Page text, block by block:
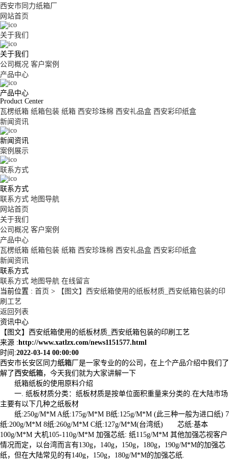
西安市同力纸箱厂
网站首页
关于我们
关于我们
公司概况 客户案例
产品中心
产品中心
Product Center
瓦楞纸箱 纸箱包装 纸箱 西安珍珠棉 西安礼品盒 西安彩印纸盒
新闻资讯
新闻资讯
案例展示
联系方式
联系方式
联系方式 地图导航
网站首页
关于我们
公司概况 客户案例
产品中心
瓦楞纸箱 纸箱包装 纸箱 西安珍珠棉 西安礼品盒 西安彩印纸盒
新闻资讯
联系方式
联系方式 地图导航 在线留言
当前位置 : 首页 >
【图文】西安纸箱使用的纸板材质_西安纸箱包装的印
刷工艺
返回列表
资讯中心
【图文】西安纸箱使用的纸板材质_西安纸箱包装的印刷工艺
来源 :http://www.xatlzx.com/news1151577.html
时间:2022-03-14 00:00:00
西安市长安区同力纸箱厂是一家专业的的公司，在上个产品介绍中我们了
解了西安纸箱，今天我们就为大家讲解一下
纸箱纸板的使用原料介绍
一. 纸板材质分类：纸板材质是按单位面积重量来分类的.在大陆市场
主要有以下几种之纸板材
纸:250g/M*M A纸:175g/M*M B纸:125g/M*M (此三种一般为进口纸) 7
纸:200g/M*M 8纸:260g/M*M C纸:127g/M*M(台湾纸) 芯纸:基本
100g/M*M 大机105-110g/M*M 加强芯纸: 纸115g/M*M 其他加强芯视客户
情况而定，以台湾而言有130g，140g，150g，180g，190g/M*M的加强芯
纸，但在大陆常见的有140g，150g，180g/M*M的加强芯纸.